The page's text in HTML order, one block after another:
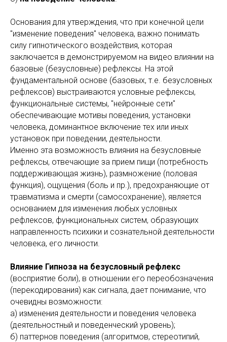
Основания для утверждения, что при конечной цели
"изменение поведения" человека, важно понимать
силу гипнотического воздействия, которая
заключается в демонстрируемом на видео влиянии на
базовые (безусловные) рефлексы. На этой
фундаментальной основе (базовых, т.е. безусловных
рефлексов) выстраиваются условные рефлексы,
функциональные системы, "нейронные сети"
обеспечивающие мотивы поведения, установки
человека, доминантное включение тех или иных
установок при поведении, деятельности.
Именно эта возможность влияния на безусловные
рефлексы, отвечающие за прием пищи (потребность
поддерживающая жизнь), размножение (половая
функция), ощущения (боль и пр.), предохраняющие от
травматизма и смерти (самосохранение), является
основанием для изменения любых условных
рефлексов, функциональных систем, образующих
направленность психики и сознательной деятельности
человека, его личности.
Влияние Гипноза на безусловный рефлекс
(восприятие боли), в отношении его переобозначения
(перекодирования) как сигнала, дает понимание, что
очевидны возможности:
а) изменения деятельности и поведения человека
(деятельностный и поведенческий уровень);
б) паттернов поведения (алгоритмов, стереотипий,